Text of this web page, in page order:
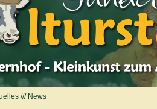
/// News